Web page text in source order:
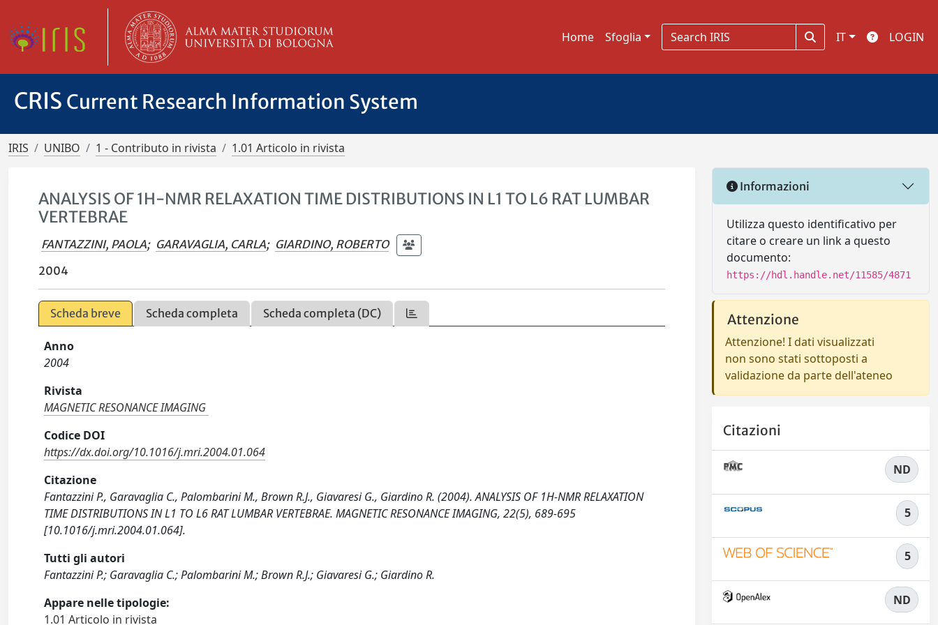
Home Sfoglia IT LOGIN
CRIS Current Research Information System
IRIS UNIBO 1 - Contributo in rivista 1.01 Articolo in rivista
ANALYSIS OF 1H-NMR RELAXATION TIME DISTRIBUTIONS IN L1 TO L6 RAT LUMBAR
VERTEBRAE
FANTAZZINI, PAOLA; GARAVAGLIA, CARLA; GIARDINO, ROBERTO
2004
Scheda breve Scheda completa Scheda completa (DC)
Anno
2004
Rivista
MAGNETIC RESONANCE IMAGING
Codice DOI
https://dx.doi.org/10.1016/j.mri.2004.01.064
Citazione
Fantazzini P., Garavaglia C., Palombarini M., Brown R.J., Giavaresi G., Giardino R. (2004). ANALYSIS OF 1H-NMR RELAXATION
TIME DISTRIBUTIONS IN L1 TO L6 RAT LUMBAR VERTEBRAE. MAGNETIC RESONANCE IMAGING, 22(5), 689-695
[10.1016/j.mri.2004.01.064].
Tutti gli autori
Fantazzini P.; Garavaglia C.; Palombarini M.; Brown R.J.; Giavaresi G.; Giardino R.
Appare nelle tipologie:
1.01 Articolo in rivista
Informazioni
Utilizza questo identificativo per
citare o creare un link a questo
documento:
https://hdl.handle.net/11585/4871
Attenzione
Attenzione! I dati visualizzati
non sono stati sottoposti a
validazione da parte dell'ateneo
Citazioni
ND
5
5
ND